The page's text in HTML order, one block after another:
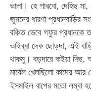
ভালা। হে পারবো, দেহিছ
জুমনের ধারণা প্রধানবাড়ির
বঞ্চিত ভেবে গফুর প্রধানকে
ভাইব্বা দেক ছোড়দা, এই
থাকমু। বড়দারে কইয়া দিছ,
মার্বেল খেলছিলো কাদের
ইসমাইল বাপের মতো লম্বা